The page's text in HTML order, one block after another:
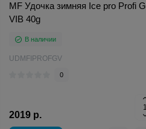
MF Удочка зимняя Ice pro Profi G
VIB 40g
В наличии
UDMFIPROFGV
0
2019 р.